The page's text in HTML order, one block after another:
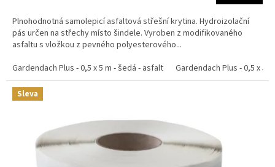
Plnohodnotná samolepicí asfaltová střešní krytina. Hydroizolační
pás určen na střechy místo šindele. Vyroben z modifikovaného
asfaltu s vložkou z pevného polyesterového...
Gardendach Plus - 0,5 x 5 m - šedá - asfalt
Gardendach Plus - 0,5 x 5
Sleva